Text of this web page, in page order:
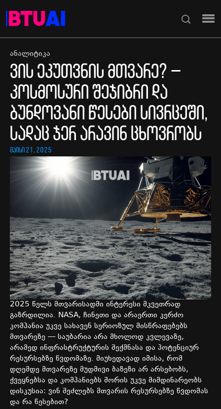
ანალიტიკა
ვის ეკუთვნის მთვარე? –
კოსმოსური შეჯიბრი და
ბუნდოვანი წესები სივრცეში,
სადაც ჯერ არავინ ცხოვრობს
მაისი 21, 2025
2025 წელს მთვარისადმი ინტერესი მკვეთრად
გაზრდილია. NASA, ჩინეთი და არაერთი კერძო
კომპანია უკვე სახავენ სერიოზულ მისწრაფებებს
მთვარეზე — საუბარია არა მხოლოდ კვლევაზე,
არამედ ინფრასტრუქტურის შექმნასა და პოტენციურ
რესურსებზე წვდომაზე. მიუხედავად იმისა, რომ
დღემდე მთვარეზე მუდმივი ბაზეზი არ არსებობს,
ქვეყნებსა და კომპანიებს შორის უკვე მიმდინარეობს
დისკუსია: ვინ შეძლებს მთვარის რესურსებზე წვდომას
და რა წესებით?